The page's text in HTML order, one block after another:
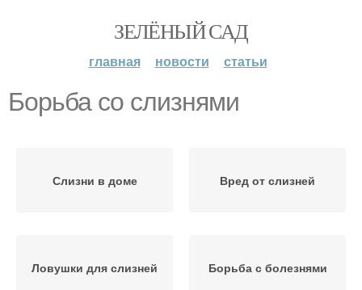
ЗЕЛЁНЫЙ САД
главная новости статьи
Борьба со слизнями
Слизни в доме Вред от слизней
Ловушки для слизней Борьба с болезнями